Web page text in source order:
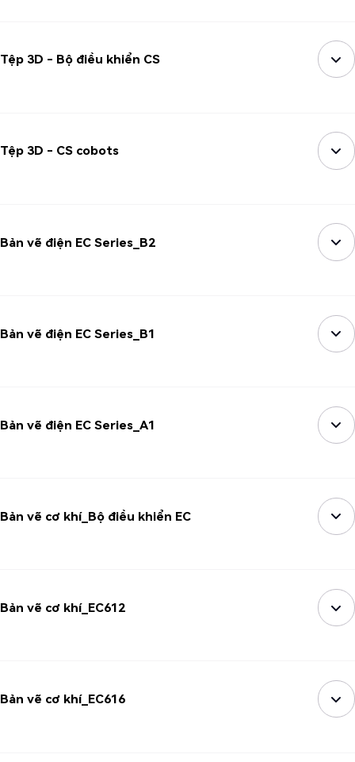
Tệp 3D - Bộ điều khiển CS
Tệp 3D - CS cobots
Bản vẽ điện EC Series_B2
Bản vẽ điện EC Series_B1
Bản vẽ điện EC Series_A1
Bản vẽ cơ khí_Bộ điều khiển EC
Bản vẽ cơ khí_EC612
Bản vẽ cơ khí_EC616